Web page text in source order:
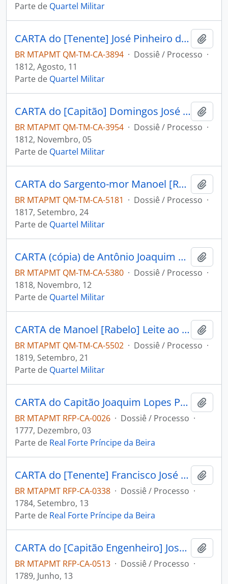
Parte de Quartel Militar
CARTA do [Tenente] José Pinheiro dos Santos ao [Governador e Capitão-General da Capitania de Mato Grosso] João Carlos Augusto d’Oeynhausen e Gravenberg.
BR MTAPMT QM-TM-CA-3894 · Dossiê / Processo ·
1812, Agosto, 11
Parte de Quartel Militar
CARTA do [Capitão] Domingos José Viana ao [Governador e Capitão-General da Capitania de Mato Grosso] João Carlos Augusto d’Oeynhausen e Gravenberg.
BR MTAPMT QM-TM-CA-3954 · Dossiê / Processo ·
1812, Novembro, 05
Parte de Quartel Militar
CARTA do Sargento-mor Manoel [Rabelo] Leite ao [Governador e Capitão-General da Capitania de Mato Grosso] João Carlos Augusto d’Oeynhausen e Gravenberg.
BR MTAPMT QM-TM-CA-5181 · Dossiê / Processo ·
1817, Setembro, 24
Parte de Quartel Militar
CARTA (cópia) de Antônio Joaquim de Vasconcelos à Pablo Picado.
BR MTAPMT QM-TM-CA-5380 · Dossiê / Processo ·
1818, Novembro, 12
Parte de Quartel Militar
CARTA de Manoel [Rabelo] Leite ao [Governador e Capitão-General da Capitania de Mato Grosso] Francisco de Paula Maggessi Tavares de Carvalho.
BR MTAPMT QM-TM-CA-5502 · Dossiê / Processo ·
1819, Setembro, 21
Parte de Quartel Militar
CARTA do Capitão Joaquim Lopes Poupino ao [Governador e Capitão General da Capitania de Mato Grosso Luís de Albuquerque de Melo Pereira e Cáceres].
BR MTAPMT RFP-CA-0026 · Dossiê / Processo ·
1777, Dezembro, 03
Parte de Real Forte Príncipe da Beira
CARTA do [Tenente] Francisco José Teixeira da Cunha ao Governador e Capitão-General da Capitania de Mato Grosso Luís de Albuquerque de Melo Pereira e Cáceres.
BR MTAPMT RFP-CA-0338 · Dossiê / Processo ·
1784, Setembro, 13
Parte de Real Forte Príncipe da Beira
CARTA do [Capitão Engenheiro] José Pinheiro de Lacerda ao Governador e Capitão-General da Capitania de Mato Grosso Luís de Albuquerque de Mello Pereira e Cáceres.
BR MTAPMT RFP-CA-0513 · Dossiê / Processo ·
1789, Junho, 13